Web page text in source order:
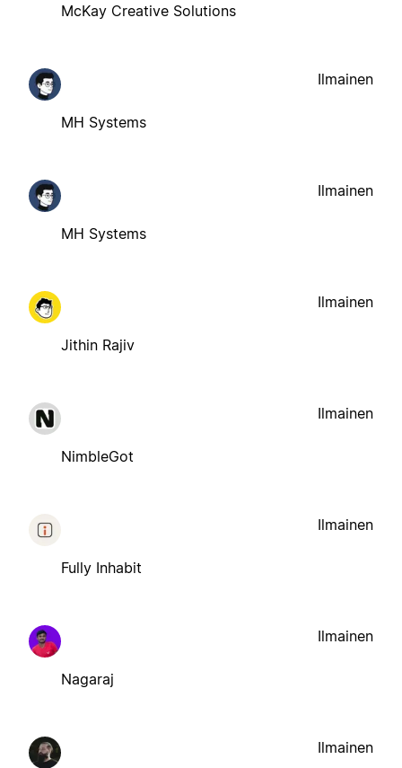
McKay Creative Solutions
MH Systems
Ilmainen
MH Systems
Ilmainen
Jithin Rajiv
Ilmainen
NimbleGot
Ilmainen
Fully Inhabit
Ilmainen
Nagaraj
Ilmainen
Ilmainen